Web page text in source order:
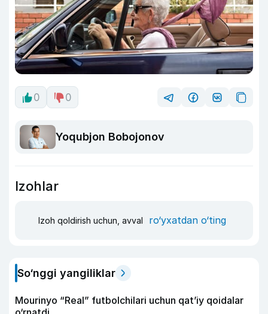
0 0
Yoqubjon Bobojonov
Izohlar
Izoh qoldirish uchun, avval ro‘yxatdan o‘ting
So‘nggi yangiliklar
Mourinyo “Real” futbolchilari uchun qat’iy qoidalar